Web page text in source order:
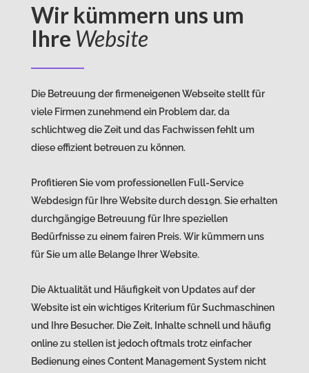
Wir kümmern uns um
Ihre Website
Die Betreuung der firmeneigenen Webseite stellt für
viele Firmen zunehmend ein Problem dar, da
schlichtweg die Zeit und das Fachwissen fehlt um
diese effizient betreuen zu können.
Profitieren Sie vom professionellen Full-Service
Webdesign für Ihre Website durch des19n. Sie erhalten
durchgängige Betreuung für Ihre speziellen
Bedürfnisse zu einem fairen Preis. Wir kümmern uns
für Sie um alle Belange Ihrer Website.
Die Aktualität und Häufigkeit von Updates auf der
Website ist ein wichtiges Kriterium für Suchmaschinen
und Ihre Besucher. Die Zeit, Inhalte schnell und häufig
online zu stellen ist jedoch oftmals trotz einfacher
Bedienung eines Content Management System nicht